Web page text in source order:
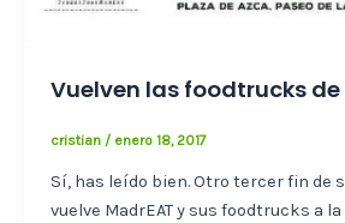
Vuelven las foodtrucks de
cristian / enero 18, 2017
Sí, has leído bien. Otro tercer fin de
vuelve MadrEAT y sus foodtrucks a la